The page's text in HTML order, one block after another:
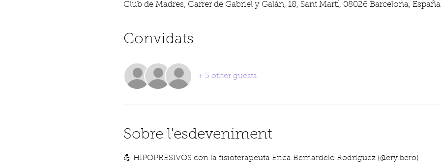
Club de Madres, Carrer de Gabriel y Galán, 18, Sant Martí, 08026 Barcelona, España
Convidats
+ 3 other guests
Sobre l'esdeveniment
💪 HIPOPRESIVOS con la fisioterapeuta Erica Bernardelo Rodríguez (@ery.bero)